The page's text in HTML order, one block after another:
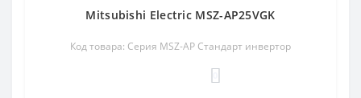
Mitsubishi Electric MSZ-AP25VGK
Код товара: Серия MSZ-AP Стандарт инвертор